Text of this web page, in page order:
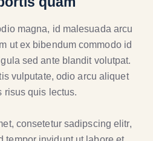
magna, id malesuada arcu
ut ex bibendum commodo id
sed ante blandit volutpat.
vulputate, odio arcu aliquet
risus quis lectus.
consetetur sadipscing elitr,